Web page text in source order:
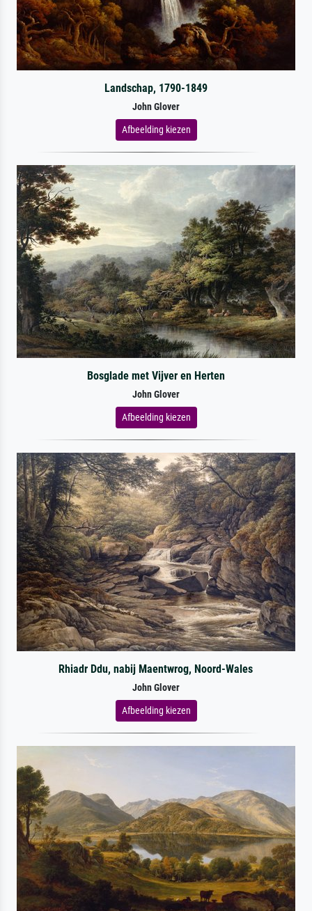
Landschap, 1790-1849
John Glover
Afbeelding kiezen
Bosglade met Vijver en Herten
John Glover
Afbeelding kiezen
Rhiadr Ddu, nabij Maentwrog, Noord-Wales
John Glover
Afbeelding kiezen